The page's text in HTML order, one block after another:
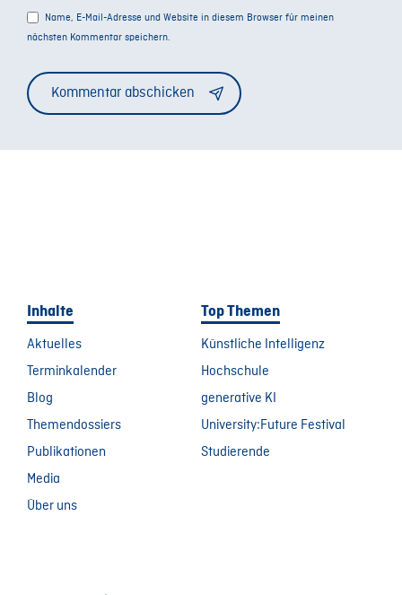
Name, E-Mail-Adresse und Website in diesem Browser für meinen
nächsten Kommentar speichern.
Inhalte
Aktuelles
Terminkalender
Blog
Themendossiers
Publikationen
Media
Über uns
Top Themen
Künstliche Intelligenz
Hochschule
generative KI
University:Future Festival
Studierende